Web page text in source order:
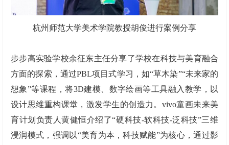
杭州师范大学美术学院教授胡俊进行案例分享
步步高实验学校余征东主任分享了学校在科技与美育融合
方面的探索，通过PBL项目式学习，如“草木染”“未来家的
想象”等课程，将3D建模、数字绘画等工具融入教学，以
设计思维重构课堂，激发学生的创造力。vivo童画未来美
育计划负责人黄健恒介绍了“硬科技-软科技-泛科技”三维
浸润模式，强调以“美育为本，科技赋能”为核心，通过影